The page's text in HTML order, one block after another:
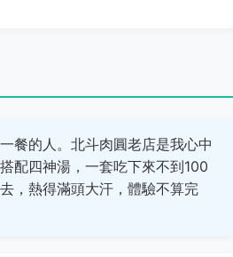
餐的人。北斗肉圓老店是我心中
配四神湯，一套吃下來不到100
，熱得滿頭大汗，體驗不算完